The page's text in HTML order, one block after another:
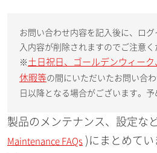
お問い合わせ内容を記入後に、ロ
入内容が削除されますのでご注意く
※ 土日祝日、ゴールデンウィー
休暇等の間にいただいたお問い合
日以降となる場合がございます。予
製品のメンテナンス、設定な
Maintenance FAQs )にまとめてい